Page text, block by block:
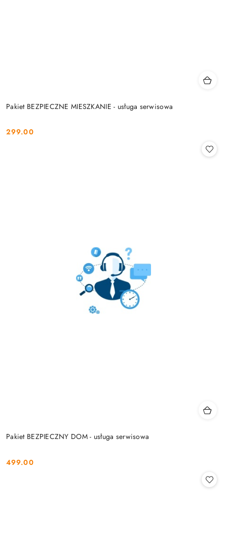
Pakiet BEZPIECZNE MIESZKANIE - usługa serwisowa
Cena:
299.00
Pakiet BEZPIECZNY DOM - usługa serwisowa
Cena:
499.00